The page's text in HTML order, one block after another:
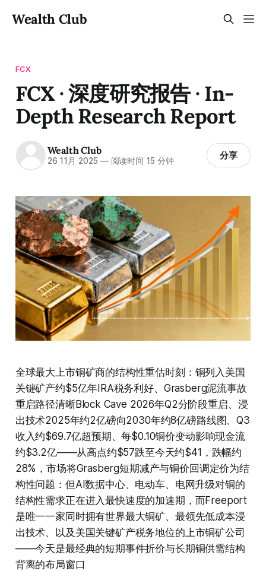
Wealth Club
FCX
FCX · 深度研究报告 · In-
Depth Research Report
Wealth Club
26 11月 2025 —阅读时间 15 分钟 分享
全球最大上市铜矿商的结构性重估时刻：铜列入美国
关键矿产约$5亿年IRA税务利好、Grasberg泥流事故
重启路径清晰Block Cave 2026年Q2分阶段重启、浸
出技术2025年约2亿磅向2030年约8亿磅路线图、Q3
收入约$69.7亿超预期、每$0.10铜价变动影响现金流
约$3.2亿——从高点约$57跌至今天约$41，跌幅约
28%，市场将Grasberg短期减产与铜价回调定价为结
构性问题：但AI数据中心、电动车、电网升级对铜的
结构性需求正在进入最快速度的加速期，而Freeport
是唯一一家同时拥有世界最大铜矿、最领先低成本浸
出技术、以及美国关键矿产税务地位的上市铜矿公司
——今天是最经典的短期事件折价与长期铜供需结构
背离的布局窗口